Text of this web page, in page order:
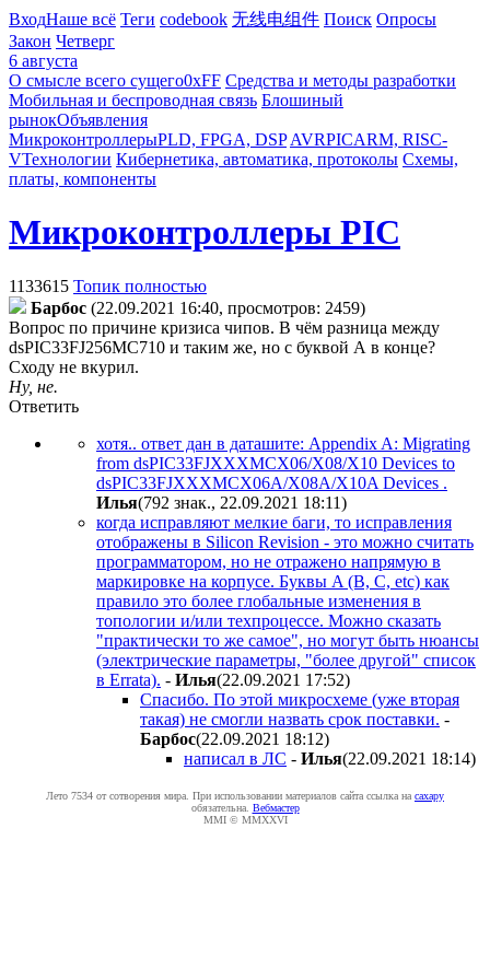
ВходНаше всё Теги codebook 无线电组件 Поиск Опросы
Закон Четверг
6 августа
О смысле всего сущего0xFF Средства и методы разработки
Мобильная и беспроводная связь Блошиный
рынокОбъявления
МикроконтроллерыPLD, FPGA, DSP AVRPICARM, RISC-
VТехнологии Кибернетика, автоматика, протоколы Схемы,
платы, компоненты
Микроконтроллеры PIC
1133615 Топик полностью
Бapбoc (22.09.2021 16:40, просмотров: 2459)
Вопрос по причине кризиса чипов. В чём разница между
dsPIC33FJ256MC710 и таким же, но с буквой А в конце?
Сходу не вкурил.
Ну, не.
Ответить
хотя.. ответ дан в даташите: Appendix A: Migrating
from dsPIC33FJXXXMCX06/X08/X10 Devices to
dsPIC33FJXXXMCX06A/X08A/X10A Devices .
Илья(792 знак., 22.09.2021 18:11)
когда исправляют мелкие баги, то исправления
отображены в Silicon Revision - это можно считать
программатором, но не отражено напрямую в
маркировке на корпусе. Буквы A (B, C, etc) как
правило это более глобальные изменения в
топологии и/или техпроцессе. Можно сказать
"практически то же самое", но могут быть нюансы
(электрические параметры, "более другой" список
в Errata). - Илья(22.09.2021 17:52)
Спасибо. По этой микросхеме (уже вторая
такая) не смогли назвать срок поставки. -
Бapбoc(22.09.2021 18:12)
написал в ЛС - Илья(22.09.2021 18:14)
Лето 7534 от сотворения мира. При использовании материалов сайта ссылка на caxapу
обязательна. Вебмастер
MMI © MMXXVI